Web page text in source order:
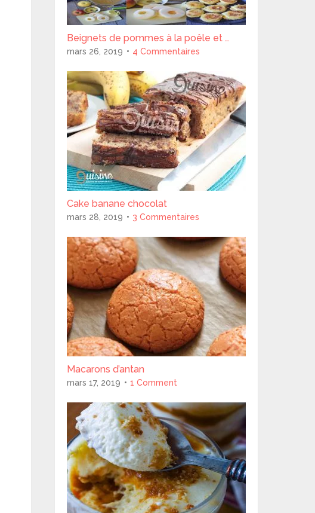
Beignets de pommes à la poêle et …
mars 26, 2019 4 Commentaires
Cake banane chocolat
mars 28, 2019 3 Commentaires
Macarons d’antan
mars 17, 2019 1 Comment